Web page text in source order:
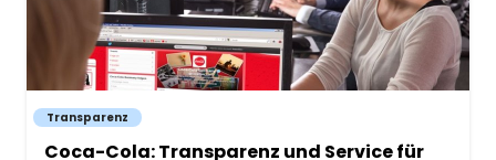
Transparenz
Coca-Cola: Transparenz und Service für